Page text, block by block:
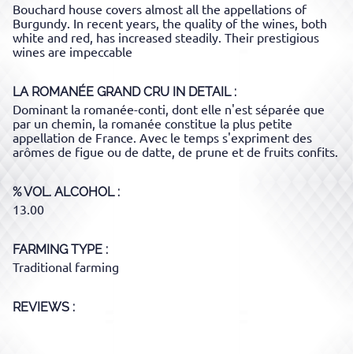
Bouchard house covers almost all the appellations of
Burgundy. In recent years, the quality of the wines, both
white and red, has increased steadily. Their prestigious
wines are impeccable
LA ROMANÉE GRAND CRU IN DETAIL :
Dominant la romanée-conti, dont elle n'est séparée que
par un chemin, la romanée constitue la plus petite
appellation de France. Avec le temps s'expriment des
arômes de figue ou de datte, de prune et de fruits confits.
% VOL. ALCOHOL
13.00
FARMING TYPE
Traditional farming
REVIEWS :